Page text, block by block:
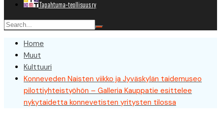
Tapahtuma-teollisuus ry
Home
Muut
Kulttuuri
Konneveden Naisten viikko ja Jyväskylän taidemuseo
pilottiyhteistyöhön – Galleria Kauppatie esittelee
nykytaidetta konnevetisten yritysten tilossa